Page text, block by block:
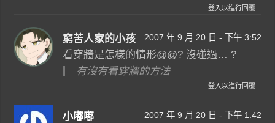
登入以進行回覆
窮苦人家的小孩 2007 年 9 月 20 日 - 下午 3:52
看穿牆是怎樣的情形@@? 沒碰過… ?
有沒有看穿牆的方法
登入以進行回覆
小嘟嘟 2007 年 9 月 20 日 - 下午 1:42